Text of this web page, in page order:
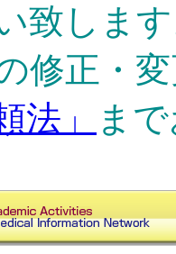
致しま
修正・
法」
ま